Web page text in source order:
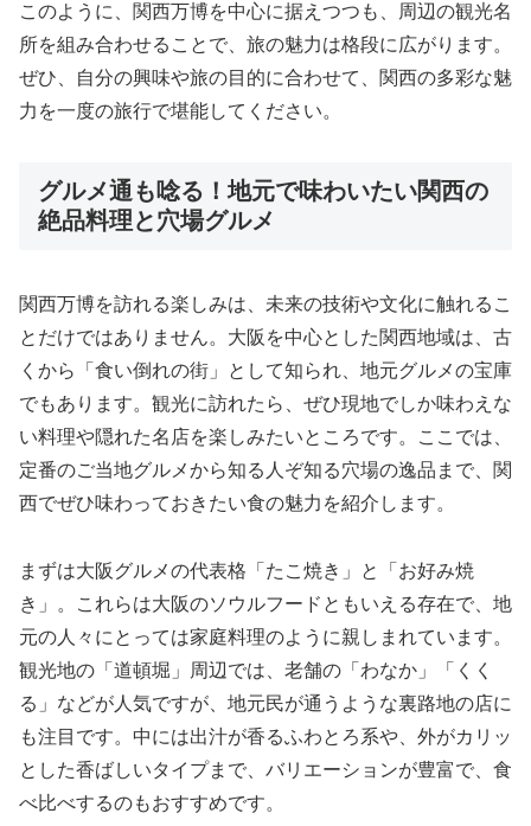
このように、関西万博を中心に据えつつも、周辺の観光名
所を組み合わせることで、旅の魅力は格段に広がります。
ぜひ、自分の興味や旅の目的に合わせて、関西の多彩な魅
力を一度の旅行で堪能してください。
グルメ通も唸る！地元で味わいたい関西の
絶品料理と穴場グルメ
関西万博を訪れる楽しみは、未来の技術や文化に触れるこ
とだけではありません。大阪を中心とした関西地域は、古
くから「食い倒れの街」として知られ、地元グルメの宝庫
でもあります。観光に訪れたら、ぜひ現地でしか味わえな
い料理や隠れた名店を楽しみたいところです。ここでは、
定番のご当地グルメから知る人ぞ知る穴場の逸品まで、関
西でぜひ味わっておきたい食の魅力を紹介します。
まずは大阪グルメの代表格「たこ焼き」と「お好み焼
き」。これらは大阪のソウルフードともいえる存在で、地
元の人々にとっては家庭料理のように親しまれています。
観光地の「道頓堀」周辺では、老舗の「わなか」「くく
る」などが人気ですが、地元民が通うような裏路地の店に
も注目です。中には出汁が香るふわとろ系や、外がカリッ
とした香ばしいタイプまで、バリエーションが豊富で、食
べ比べするのもおすすめです。